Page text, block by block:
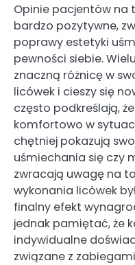
Opinie pacjentów na
bardzo pozytywne,
poprawy estetyki
pewności siebie.
znaczną różnicę w
licówek i cieszy się
często podkreślają,
komfortowo w
chętniej pokazują
uśmiechania się czy
zwracają uwagę na
wykonania licówek
finalny efekt
jednak pamiętać, że
indywidualne
związane z